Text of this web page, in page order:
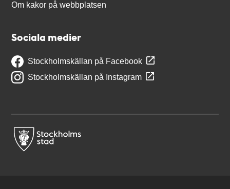
Om kakor på webbplatsen
Sociala medier
Stockholmskällan på Facebook
Stockholmskällan på Instagram